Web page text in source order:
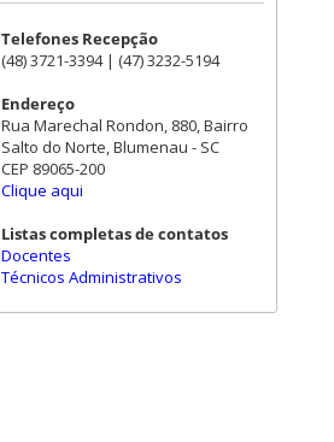
Telefones Recepção
(48) 3721-3394 | (47) 3232-5194
Endereço
Rua Marechal Rondon, 880, Bairro
Salto do Norte, Blumenau - SC
CEP 89065-200
Clique aqui
Listas completas de contatos
Docentes
Técnicos Administrativos